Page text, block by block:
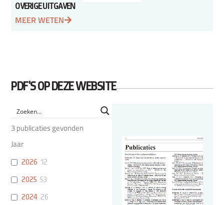
OVERIGE UITGAVEN
MEER WETEN
PDF'S OP DEZE WEBSITE
3publicaties gevonden
Jaar
2026 12
2025 53
2024 26